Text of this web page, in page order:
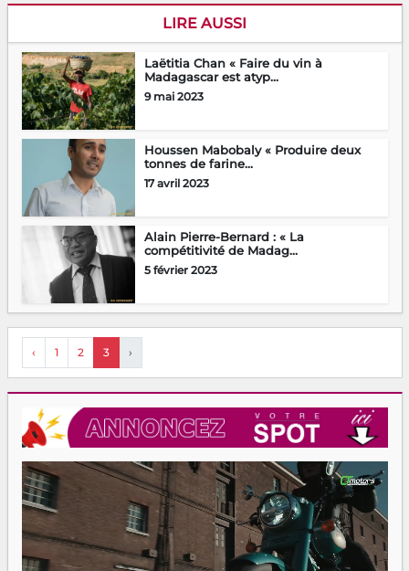
LIRE AUSSI
Laëtitia Chan « Faire du vin à
Madagascar est atyp...
9 mai 2023
Houssen Mabobaly « Produire deux
tonnes de farine...
17 avril 2023
Alain Pierre-Bernard : « La
compétitivité de Madag...
5 février 2023
‹ 1 2 3 ›